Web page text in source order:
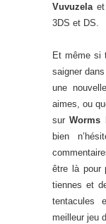
Vuvuzela
3DS et DS.
Et même si
saigner
une
aimes, ou
sur Worms
bien
être là pour
tiennes et
tentacules
meilleur jeu